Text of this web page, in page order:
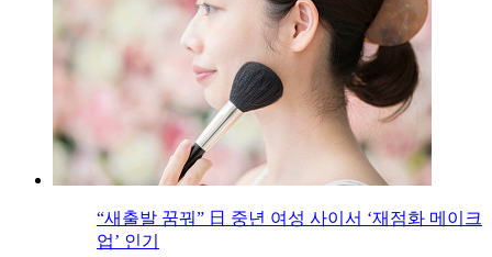
“새출발 꿈꿔” 日 중년 여성 사이서 ‘재점화 메이크
업’ 인기